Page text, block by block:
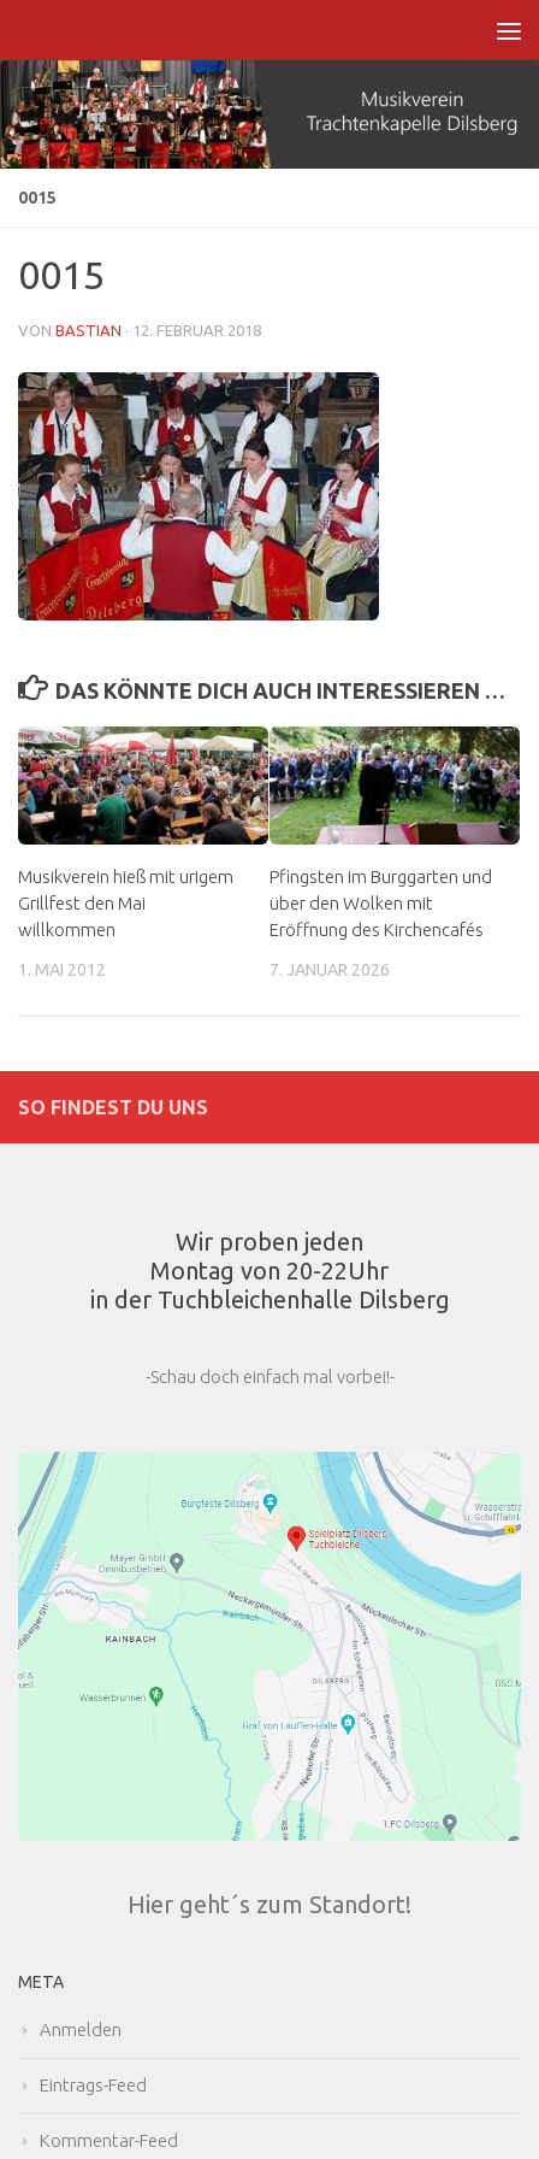
0015
0015
VON BASTIAN · 12. FEBRUAR 2018
DAS KÖNNTE DICH AUCH INTERESSIEREN …
Musikverein hieß mit urigem
Grillfest den Mai
willkommen
1. MAI 2012
Pfingsten im Burggarten und
über den Wolken mit
Eröffnung des Kirchencafés
7. JANUAR 2026
SO FINDEST DU UNS
Wir proben jeden
Montag von 20-22Uhr
in der Tuchbleichenhalle Dilsberg
-Schau doch einfach mal vorbei!-
Hier geht´s zum Standort!
META
Anmelden
Eintrags-Feed
Kommentar-Feed